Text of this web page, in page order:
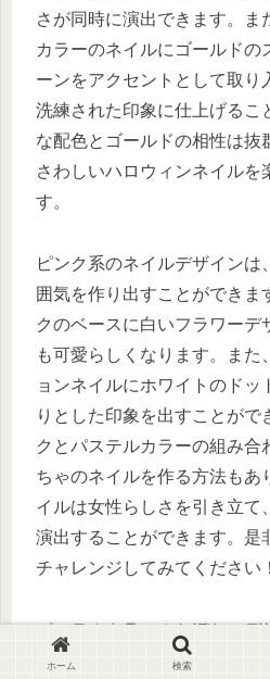
さが同時に演出できます。ま
カラーのネイルにゴールドの
ーンをアクセントとして取り
洗練された印象に仕上げるこ
な配色とゴールドの相性は抜
さわしいハロウィンネイルを
す。
ピンク系のネイルデザインは
囲気を作り出すことができま
クのベースに白いフラワーデ
も可愛らしくなります。また
ョンネイルにホワイトのドッ
りとした印象を出すことがで
クとパステルカラーの組み合
ちゃのネイルを作る方法もあ
イルは女性らしさを引き立て
演出することができます。是
チャレンジしてみてください！
パステルカラーのかぼちゃデ
をちょっぴりほっこりさせて
ホーム 検索